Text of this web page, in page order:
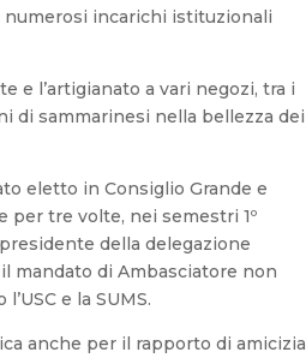
numerosi incarichi istituzionali
e l’artigianato a vari negozi, tra i
di sammarinesi nella bellezza dei
eletto in Consiglio Grande e
per tre volte, nei semestri 1º
presidente della delegazione
mandato di Ambasciatore non
e la SUMS.
anche per il rapporto di amicizia